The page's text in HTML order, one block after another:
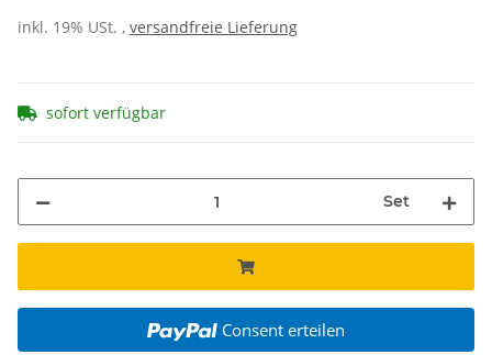
inkl. 19% USt. , versandfreie Lieferung
sofort verfügbar
Set
Consent erteilen